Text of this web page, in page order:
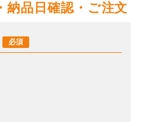
納品日確認・ご注文